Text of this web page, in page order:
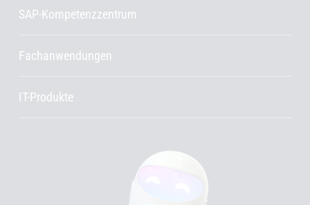
SAP-Kompetenzzentrum
Fachanwendungen
IT-Produkte